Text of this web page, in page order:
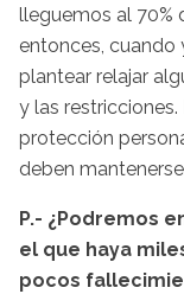
lleguemos al 70%
entonces, cuando
plantear relajar
y las
protección
deben
P.- ¿Podremos
el que haya
pocos